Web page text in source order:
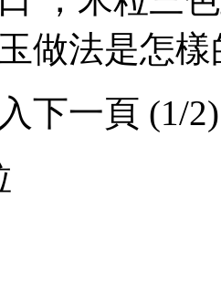
法是怎樣的
下一頁 (1/2)